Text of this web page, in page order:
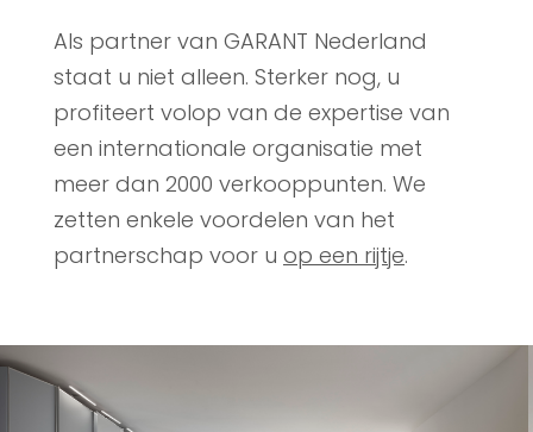
Als partner van GARANT Nederland
staat u niet alleen. Sterker nog, u
profiteert volop van de expertise van
een internationale organisatie met
meer dan 2000 verkooppunten. We
zetten enkele voordelen van het
partnerschap voor u op een rijtje.